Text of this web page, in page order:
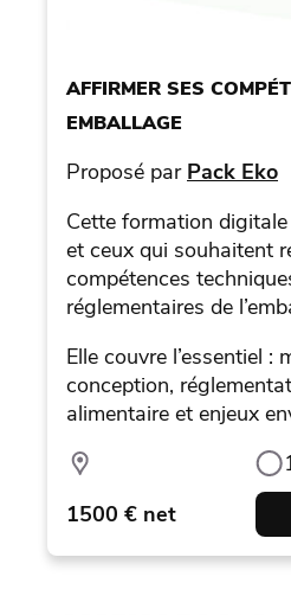
AFFIRMER SES
EMBALLAGE
Proposé par Pack Eko
Cette formation digitale
et ceux qui souhaitent
compétences
réglementaires de
Elle couvre l’essentiel :
conception,
alimentaire et enjeux
1500 € net